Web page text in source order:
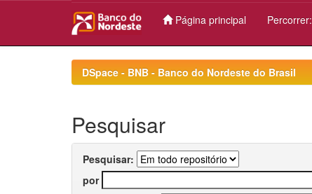
Página principal Percorrer:
DSpace - BNB - Banco do Nordeste do Brasil
Pesquisar
Pesquisar:
por